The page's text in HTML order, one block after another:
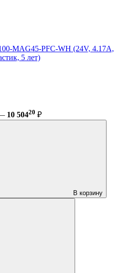
MAG45-PFC-WH (24V, 4.17A,
5 лет)
10 50420 ₽
В корзину